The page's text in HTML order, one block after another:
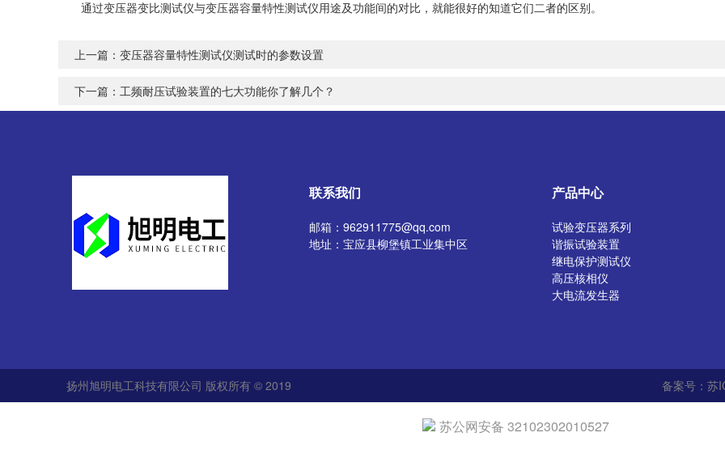
通过变压器变比测试仪与变压器容量特性测试仪用途及功能间的对比，就能很好的知道它们二者的区别。
上一篇： 变压器容量特性测试仪测试时的参数设置
下一篇： 工频耐压试验装置的七大功能你了解几个？
联系我们
邮箱：962911775@qq.com
地址：宝应县柳堡镇工业集中区
产品中心
试验变压器系列
谐振试验装置
继电保护测试仪
高压核相仪
大电流发生器
绝缘油介电强度测试仪
真空滤油机
扬州旭明电工科技有限公司 版权所有 © 2019 备案号：苏
苏公网安备 32102302010527